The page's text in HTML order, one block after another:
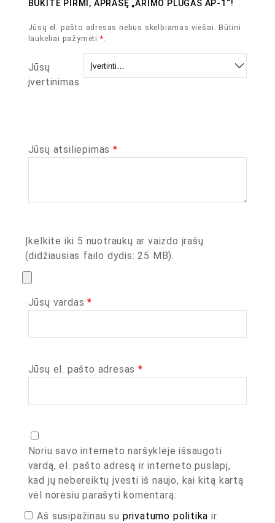
BŪKITE PIRMI, APRAŠĘ „ARIMO PLŪGAS AP-1“!
Jūsų el. pašto adresas nebus skelbiamas viešai. Būtini
laukeliai pažymėti *.
Jūsų
įvertinimas
Jūsų atsiliepimas *
Įkelkite iki 5 nuotraukų ar vaizdo įrašų
(didžiausias failo dydis: 25 MB).
Jūsų vardas*
Jūsų el. pašto adresas *
Noriu savo interneto naršyklėje išsaugoti
vardą, el. pašto adresą ir interneto puslapį,
kad jų nebereiktų įvesti iš naujo, kai kitą kartą
vėl norėsiu parašyti komentarą.
Aš susipažinau su privatumo politika ir